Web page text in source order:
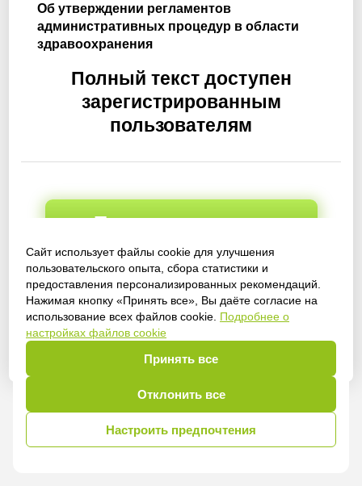
Сайт использует файлы cookie для улучшения
пользовательского опыта, сбора статистики и
предоставления персонализированных рекомендаций.
Нажимая кнопку «Принять все», Вы даёте согласие на
использование всех файлов cookie. Подробнее о
настройках файлов cookie
Принять все
Отклонить все
Настроить предпочтения
Об утверждении регламентов
административных процедур в области
здравоохранения
Полный текст доступен
зарегистрированным
пользователям
Получить доступ
Войти